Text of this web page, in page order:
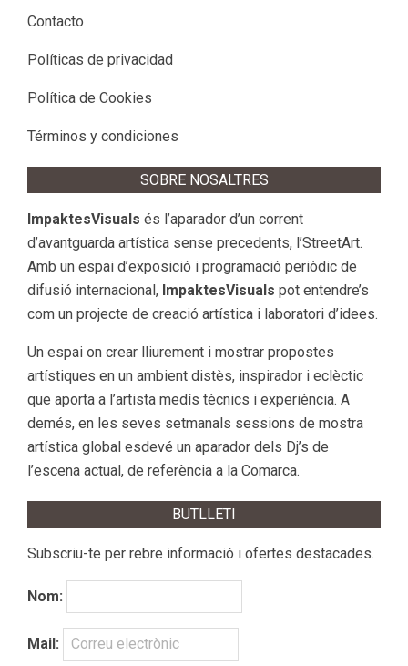
Contacto
Políticas de privacidad
Política de Cookies
Términos y condiciones
SOBRE NOSALTRES
ImpaktesVisuals és l’aparador d’un corrent
d’avantguarda artística sense precedents, l’StreetArt.
Amb un espai d’exposició i programació periòdic de
difusió internacional, ImpaktesVisuals pot entendre’s
com un projecte de creació artística i laboratori d’idees.
Un espai on crear lliurement i mostrar propostes
artístiques en un ambient distès, inspirador i eclèctic
que aporta a l’artista medís tècnics i experiència. A
demés, en les seves setmanals sessions de mostra
artística global esdevé un aparador dels Dj’s de
l’escena actual, de referència a la Comarca.
BUTLLETI
Subscriu-te per rebre informació i ofertes destacades.
Nom:
Mail: